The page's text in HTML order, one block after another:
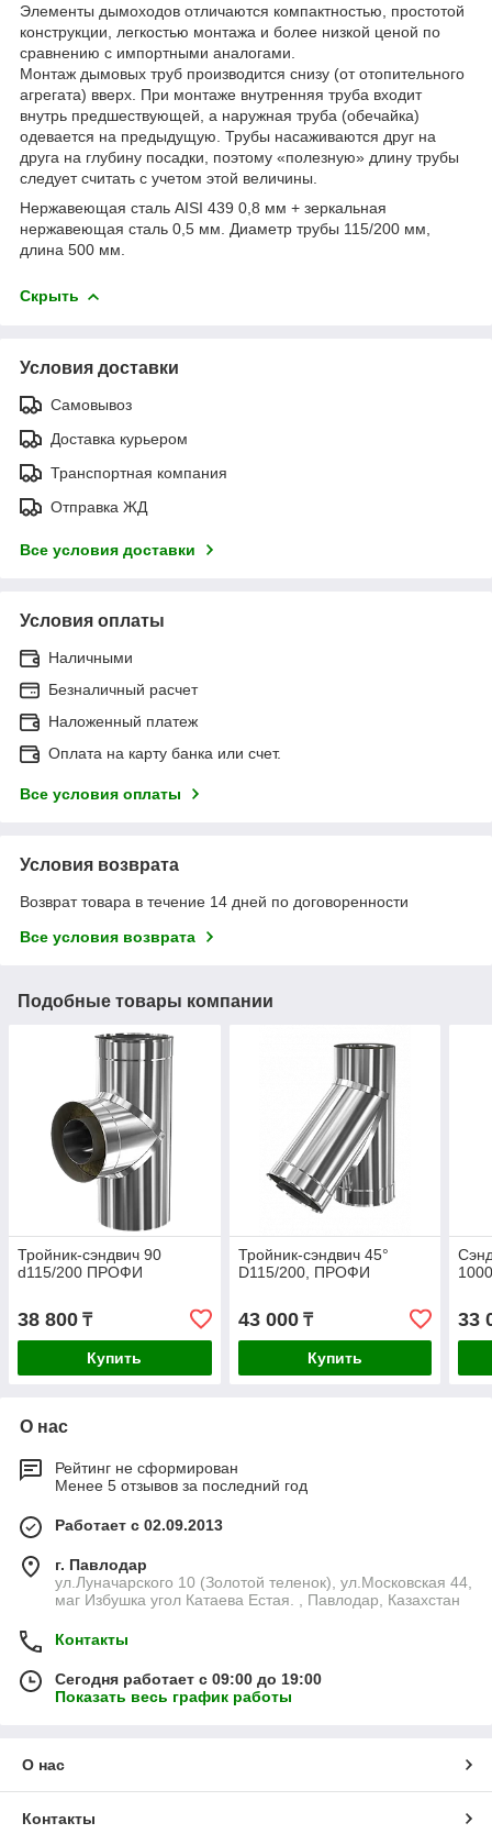
Элементы дымоходов отличаются компактностью, простотой
конструкции, легкостью монтажа и более низкой ценой по
сравнению с импортными аналогами.
Монтаж дымовых труб производится снизу (от отопительного
агрегата) вверх. При монтаже внутренняя труба входит
внутрь предшествующей, а наружная труба (обечайка)
одевается на предыдущую. Трубы насаживаются друг на
друга на глубину посадки, поэтому «полезную» длину трубы
следует считать с учетом этой величины.
Нержавеющая сталь AISI 439 0,8 мм + зеркальная
нержавеющая сталь 0,5 мм. Диаметр трубы 115/200 мм,
длина 500 мм.
Скрыть
Условия доставки
Самовывоз
Доставка курьером
Транспортная компания
Отправка ЖД
Все условия доставки
Условия оплаты
Наличными
Безналичный расчет
Наложенный платеж
Оплата на карту банка или счет.
Все условия оплаты
Условия возврата
Возврат товара в течение 14 дней по договоренности
Все условия возврата
Подобные товары компании
Тройник-сэндвич 90
d115/200 ПРОФИ
38 800 ₸
Купить
Тройник-сэндвич 45°
D115/200, ПРОФИ
43 000₸
Купить
33
О нас
Рейтинг не сформирован
Менее 5 отзывов за последний год
Работает с 02.09.2013
г. Павлодар
ул.Луначарского 10 (Золотой теленок), ул.Московская 44,
маг Избушка угол Катаева Естая. , Павлодар, Казахстан
Контакты
Сегодня работает с 09:00 до 19:00
Показать весь график работы
О нас
Контакты